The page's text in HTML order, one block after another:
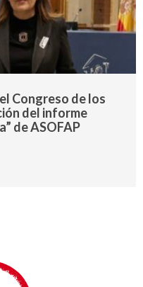
Congreso de los
del informe
de ASOFAP